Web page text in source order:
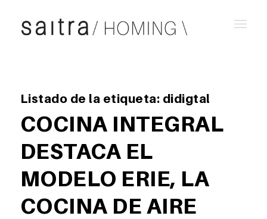
Listado de la etiqueta: didigtal
COCINA INTEGRAL
DESTACA EL
MODELO ERIE, LA
COCINA DE AIRE